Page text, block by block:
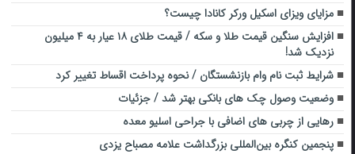
مزایای ویزای اسکیل ورکر کانادا چیست؟
افزایش سنگین قیمت طلا و سکه / قیمت طلای ۱۸ عیار به ۴ میلیون
نزدیک شد!
شرایط ثبت نام وام بازنشستگان / نحوه پرداخت اقساط تغییر کرد
وضعیت وصول چک های بانکی بهتر شد / جزئیات
رهایی از چربی های اضافی با جراحی اسلیو معده
پنجمین کنگره بین‌المللی بزرگداشت علامه مصباح یزدی